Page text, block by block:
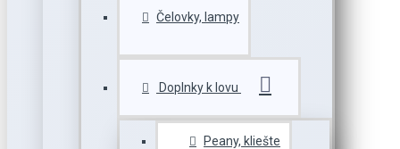
Čelovky, lampy
Doplnky k lovu
Peany, kliešte